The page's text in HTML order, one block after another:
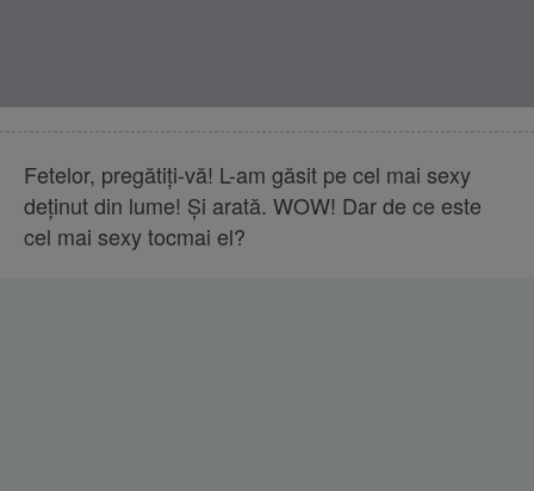
Fetelor, pregătiţi-vă! L-am găsit pe cel mai sexy
deţinut din lume! Şi arată. WOW! Dar de ce este
cel mai sexy tocmai el?